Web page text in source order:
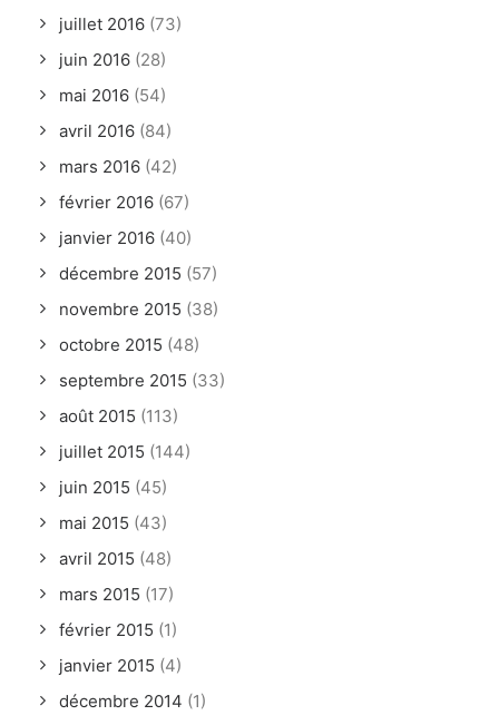
juillet 2016 (73)
juin 2016 (28)
mai 2016 (54)
avril 2016 (84)
mars 2016 (42)
février 2016 (67)
janvier 2016 (40)
décembre 2015 (57)
novembre 2015 (38)
octobre 2015 (48)
septembre 2015 (33)
août 2015 (113)
juillet 2015 (144)
juin 2015 (45)
mai 2015 (43)
avril 2015 (48)
mars 2015 (17)
février 2015 (1)
janvier 2015 (4)
décembre 2014 (1)